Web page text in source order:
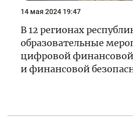
14 мая 2024 19:47
В 12 регионах
образовательные
цифровой
и финансовой